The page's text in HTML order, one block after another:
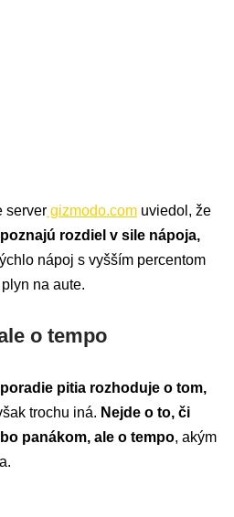
server gizmodo.com uviedol, že
rozdiel v sile nápoja,
nápoj s vyšším percentom
na aute.
o tempo
poradie pitia rozhoduje o tom,
trochu iná. Nejde o to, či
panákom, ale o tempo, akým